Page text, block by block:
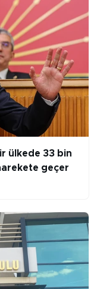
ülkede 33 bin
geçer